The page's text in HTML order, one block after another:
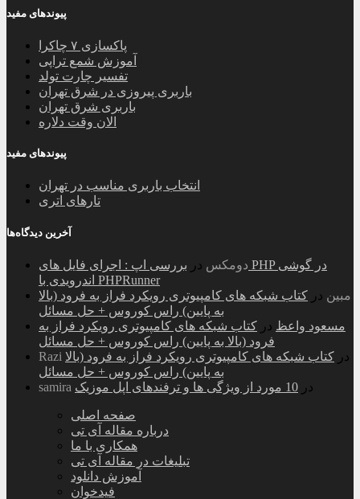
پیوندهای مفید
پاکسازی ۷ چاکرا
آموزش شمع تراپی
تفسیر چارت تولد
باربری پیروزی در شرق تهران
باربری شرق تهران
الان وقت دلاره
پیوندهای مفید
انتخاب باربری مناسب در تهران
تارهای اتری
آخرین دیدگاه‌ها
دومکس در بررسی اپ : اجرای فایل های PHP در گوشی
اندرویدی با PHPRunner
مبین در کتاب شبکه های کامپیوتری رویکرد فراز به فرود (بالا
به پایین) راس کوروس + حل مسائل
مسعود واعظ در کتاب شبکه های کامپیوتری رویکرد فراز به
فرود (بالا به پایین) راس کوروس + حل مسائل
Razi
در کتاب شبکه های کامپیوتری رویکرد فراز به فرود (بالا
به پایین) راس کوروس + حل مسائل
samira
در 10 مورد از ویژگی ها و ترفندهای اپل موزیک
صفحه اصلی
درباره مقاله آی تی
همکاری با ما
تبلیغات در مقاله آی تی
آموزش دانلود
فیدخوان